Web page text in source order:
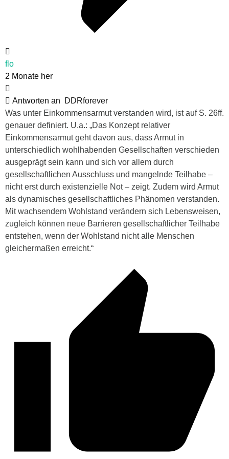
flo
2 Monate her
Antworten an
DDRforever
Was unter Einkommensarmut verstanden wird, ist auf S. 26ff.
genauer definiert. U.a.: „Das Konzept relativer
Einkommensarmut geht davon aus, dass Armut in
unterschiedlich wohlhabenden Gesellschaften verschieden
ausgeprägt sein kann und sich vor allem durch
gesellschaftlichen Ausschluss und mangelnde Teilhabe –
nicht erst durch existenzielle Not – zeigt. Zudem wird Armut
als dynamisches gesellschaftliches Phänomen verstanden.
Mit wachsendem Wohlstand verändern sich Lebensweisen,
zugleich können neue Barrieren gesellschaftlicher Teilhabe
entstehen, wenn der Wohlstand nicht alle Menschen
gleichermaßen erreicht.“